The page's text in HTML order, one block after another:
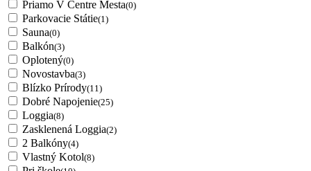
Priamo V Centre Mesta(0)
Parkovacie Státie(1)
Sauna(0)
Balkón(3)
Oplotený(0)
Novostavba(3)
Blízko Prírody(11)
Dobré Napojenie(25)
Loggia(8)
Zasklenená Loggia(2)
2 Balkóny(4)
Vlastný Kotol(8)